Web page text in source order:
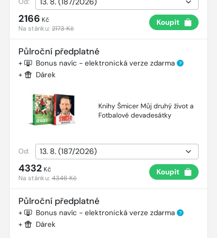
2166 Kč
Na stánku:2173 Kč
Koupit
Půlroční předplatné
+ Bonus navíc - elektronická verze zdarma ?
+ Dárek
Knihy Šmicer Můj druhý život a
Fotbalové devadesátky
Od:
4332 Kč
Na stánku:4346 Kč
Koupit
Půlroční předplatné
+ Bonus navíc - elektronická verze zdarma ?
+ Dárek